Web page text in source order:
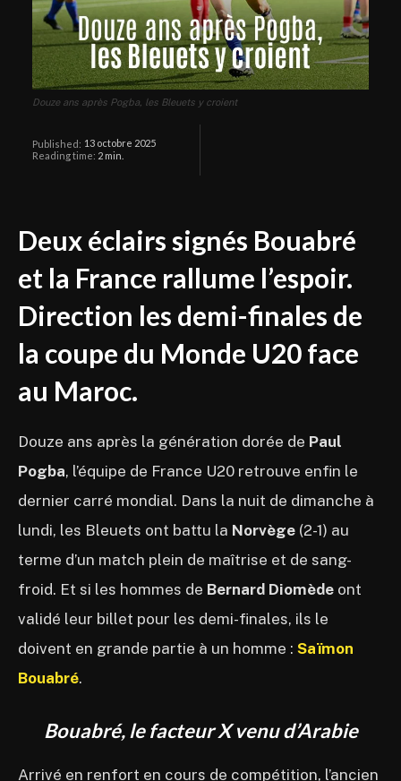
Douze ans après Pogba, les Bleuets y croient
Published: 13 octobre 2025
Reading time: 2 min.
Deux éclairs signés Bouabré
et la France rallume l’espoir.
Direction les demi-finales de
la coupe du Monde U20 face
au Maroc.
Douze ans après la génération dorée de Paul
Pogba, l’équipe de France U20 retrouve enfin le
dernier carré mondial. Dans la nuit de dimanche à
lundi, les Bleuets ont battu la Norvège (2-1) au
terme d’un match plein de maîtrise et de sang-
froid. Et si les hommes de Bernard Diomède ont
validé leur billet pour les demi-finales, ils le
doivent en grande partie à un homme : Saïmon
Bouabré.
Bouabré, le facteur X venu d’Arabie
Arrivé en renfort en cours de compétition, l’ancien